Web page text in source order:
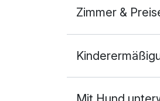
Zimmer &
2 Erwachsene